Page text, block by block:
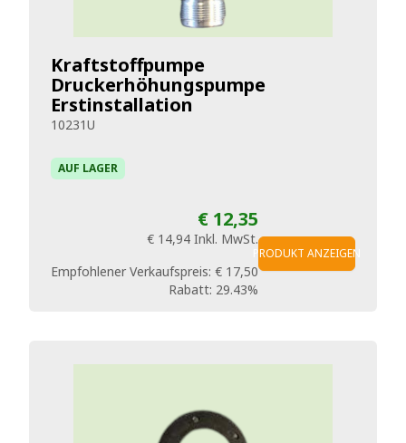
Kraftstoffpumpe
Druckerhöhungspumpe
Erstinstallation
10231U
AUF LAGER
€ 12,35
€ 14,94 Inkl. MwSt.
Empfohlener Verkaufspreis: € 17,50
Rabatt: 29.43%
PRODUKT ANZEIGEN